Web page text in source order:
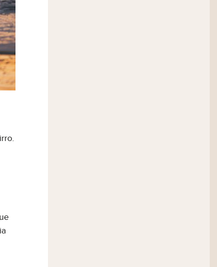
do cliente
de Privacidade